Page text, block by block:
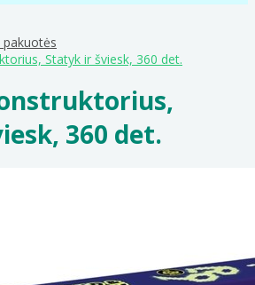
pakuotės
Statyk ir šviesk, 360 det.
360 det.